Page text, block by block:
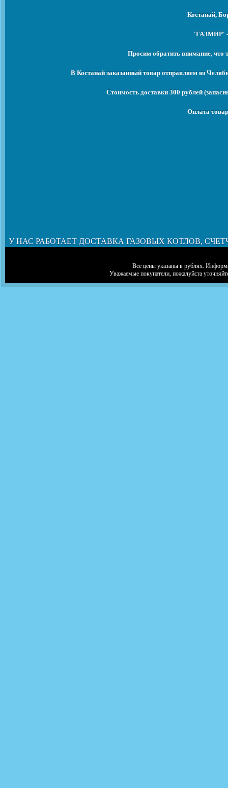
Костанай,
'ГАЗМИР' -
Просим обратить внимание, что
В Костанай заказанный товар отправляем из
Стоимость доставки 300 рублей
Оплата
У НАС РАБОТАЕТ ДОСТАВКА ГАЗОВЫХ КОТЛОВ,
Все цены указаны в рублях.
Уважаемые покупатели, пожалуйста